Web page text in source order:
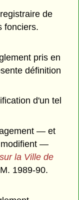
de
fonciers.
pris en
définition
d'un tel
— et
modifient —
la Ville de
1989-90.